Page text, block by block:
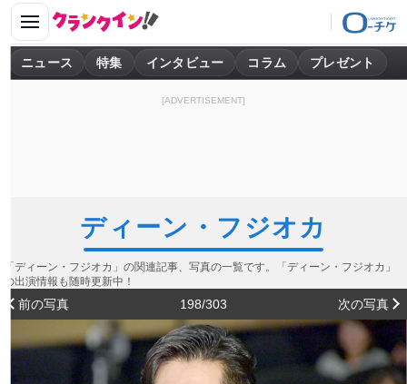
ニュース 特集 インタビュー コラム プレゼント
[ADVERTISEMENT]
ディーン・フジオカ
「ディーン・フジオカ」の関連記事、写真の一覧です。「ディーン・フジオカ」
の出演情報も随時更新中！
前の写真 198/303 次の写真